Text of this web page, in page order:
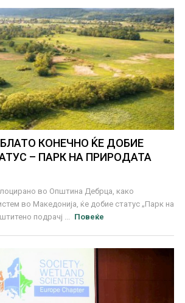
КОНЕЧНО ЌЕ ДОБИЕ
– ПАРК НА ПРИРОДАТА
во Општина Дебрца, како
во Македонија, ќе добие статус „Парк на
подрачј ...
Повеќе